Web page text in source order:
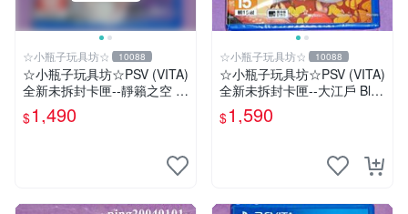
☆小瓶子玩具坊☆ 10088
☆小瓶子玩具坊☆PSV (VITA)
全新未拆封卡匣--靜籟之空 O
ffline 獻給失落之星的詩
$1,490
☆小瓶子玩具坊☆ 10088
☆小瓶子玩具坊☆PSV (VITA)
全新未拆封卡匣--大江戶 Blac
kSmith
$1,590